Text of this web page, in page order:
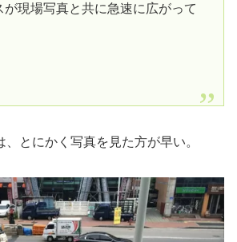
が現場写真と共に急速に広がって
、とにかく写真を見た方が早い。